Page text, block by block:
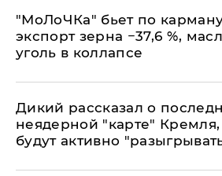
​"МоЛоЧКа" бьет по
экспорт зерна −37,6 %,
уголь в коллапсе
Дикий рассказал о
неядерной "карте"
будут активно